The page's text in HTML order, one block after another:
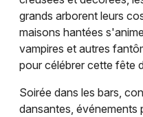
grands arborent leurs
maisons hantées
vampires et autres
pour célébrer cette fête
Soirée dans les bars,
dansantes, événements